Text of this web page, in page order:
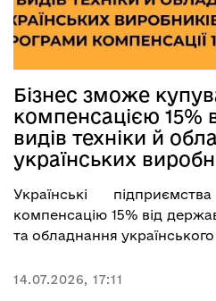
Бізнес зможе
компенсацією 15%
видів техніки й
українських
Українські
компенсацію 15% від
та обладнання
14.07.2026, 17:11